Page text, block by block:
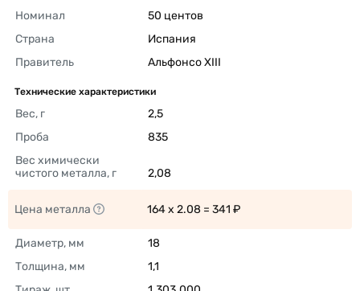
Номинал
50 центов
Страна
Испания
Правитель
Альфонсо XIII
Технические характеристики
Вес, г
2,5
Проба
835
Вес химически
чистого металла, г
2,08
Цена металла 164 x 2.08 = 341 ₽
Диаметр, мм
18
Толщина, мм
1,1